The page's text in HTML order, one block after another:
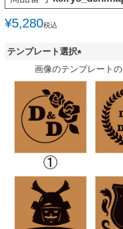
¥5,280税込
テンプレート選択
(
必
)
画像のテンプレート